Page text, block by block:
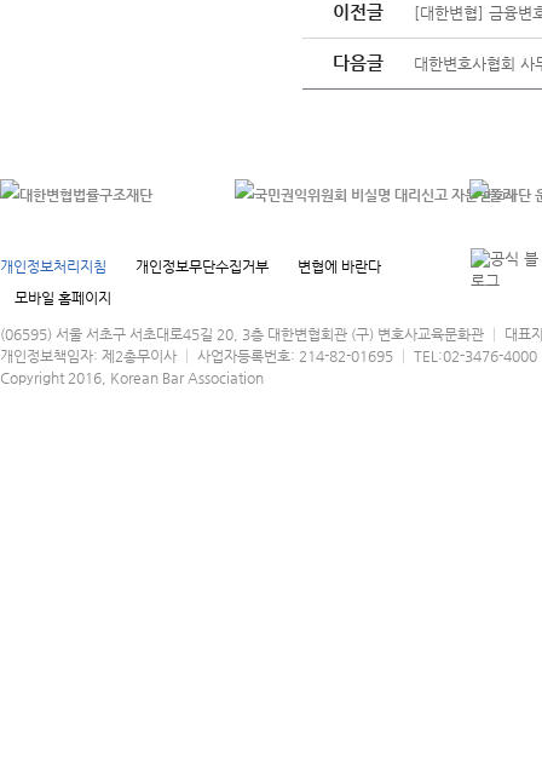
이전글 [대한변협] 금융변
다음글 대한변호사협회
개인정보처리지침 개인정보무단수집거부
변협에 바란다
모바일 홈페이지
(06595) 서울 서초구 서초대로45길 20, 3층 대한변협회관 (구) 변호사교육문화관 │ 대표
개인정보책임자: 제2총무이사 │ 사업자등록번호: 214-82-01695 │ TEL:02-3476-
Copyright 2016, Korean Bar Association